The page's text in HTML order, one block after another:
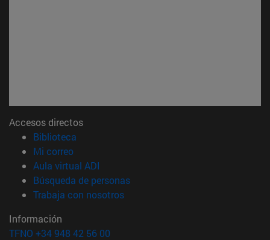
Accesos directos
Biblioteca
Mi correo(abre en nueva ventana)
Aula virtual ADI
Búsqueda de personas(abre en nueva ventana)
Trabaja con nosotros(abre en nueva ventana)
Información
TFNO +34 948 42 56 00